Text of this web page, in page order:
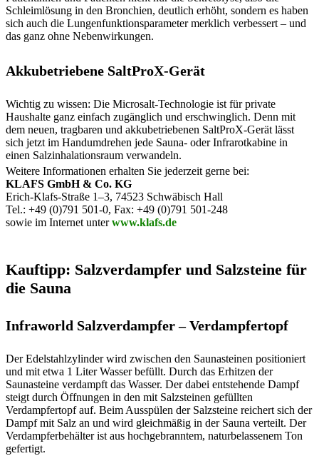
Schleimlösung in den Bronchien, deutlich erhöht, sondern es haben
sich auch die Lungenfunktionsparameter merklich verbessert – und
das ganz ohne Nebenwirkungen.
Akkubetriebene SaltProX-Gerät
Wichtig zu wissen: Die Microsalt-Technologie ist für private
Haushalte ganz einfach zugänglich und erschwinglich. Denn mit
dem neuen, tragbaren und akkubetriebenen SaltProX-Gerät lässt
sich jetzt im Handumdrehen jede Sauna- oder Infrarotkabine in
einen Salzinhalationsraum verwandeln.
Weitere Informationen erhalten Sie jederzeit gerne bei:
KLAFS GmbH & Co. KG
Erich-Klafs-Straße 1–3, 74523 Schwäbisch Hall
Tel.: +49 (0)791 501-0, Fax: +49 (0)791 501-248
sowie im Internet unterwww.klafs.de
Kauftipp: Salzverdampfer und Salzsteine für
die Sauna
Infraworld Salzverdampfer – Verdampfertopf
Der Edelstahlzylinder wird zwischen den Saunasteinen positioniert
und mit etwa 1 Liter Wasser befüllt. Durch das Erhitzen der
Saunasteine verdampft das Wasser. Der dabei entstehende Dampf
steigt durch Öffnungen in den mit Salzsteinen gefüllten
Verdampfertopf auf. Beim Ausspülen der Salzsteine reichert sich der
Dampf mit Salz an und wird gleichmäßig in der Sauna verteilt. Der
Verdampferbehälter ist aus hochgebranntem, naturbelassenem Ton
gefertigt.